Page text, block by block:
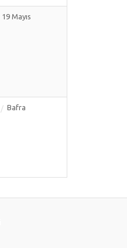
19 Mayıs
Bafra